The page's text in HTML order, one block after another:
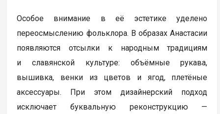
Особое внимание в её эстетике уделено
переосмыслению фольклора. В образах Анастасии
появляются отсылки к народным традициям
и славянской культуре: объёмные рукава,
вышивка, венки из цветов и ягод, плетёные
аксессуары. При этом дизайнерский подход
исключает буквальную реконструкцию —